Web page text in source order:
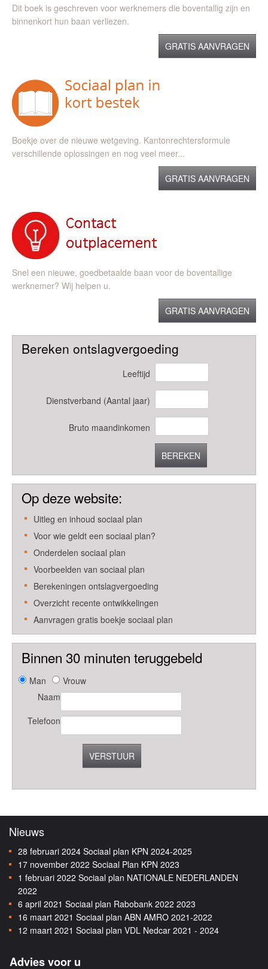
Dit boek is geschreven voor werknemers die boventallig zijn en
binnenkort hun baan verliezen.
GRATIS AANVRAGEN
Boekje over de nieuwe wetgeving. Kantonrechtersformule
verschillende oplossingen en nog veel meer...
GRATIS AANVRAGEN
Snel een nieuwe, goedbetaalde baan voor de boventallige
werknemer? Wij helpen u.
GRATIS AANVRAGEN
Bereken ontslagvergoeding
Leeftijd
Dienstverband (Aantal jaar)
Bruto maandinkomen
BEREKEN
Op deze website:
Uitleg en inhoud sociaal plan
Voor wie geldt een sociaal plan?
Onderdelen sociaal plan
Voorbeelden van sociaal plan
Berekeningen ontslagvergoeding
Overzicht recente ontwikkelingen
Aanvragen gratis boekje sociaal plan
Binnen 30 minuten teruggebeld
Man
Vrouw
Naam
Telefoon
VERSTUUR
Nieuws
28 februari 2024 Sociaal plan KPN 2024-2025
17 november 2022 Sociaal Plan KPN 2023
1 februari 2022 Sociaal plan NATIONALE NEDERLANDEN
2022
6 april 2021 Sociaal plan Rabobank 2022 2023
16 maart 2021 Sociaal plan ABN AMRO 2021-2022
12 maart 2021 Sociaal plan VDL Nedcar 2021 - 2024
Advies voor u